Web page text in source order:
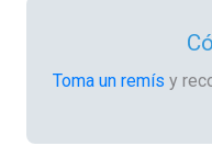
Toma un remís y